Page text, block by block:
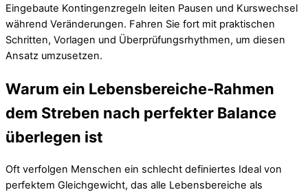
Eingebaute Kontingenzregeln leiten Pausen und Kurswechsel
während Veränderungen. Fahren Sie fort mit praktischen
Schritten, Vorlagen und Überprüfungsrhythmen, um diesen
Ansatz umzusetzen.
Warum ein Lebensbereiche‑Rahmen
dem Streben nach perfekter Balance
überlegen ist
Oft verfolgen Menschen ein schlecht definiertes Ideal von
perfektem Gleichgewicht, das alle Lebensbereiche als